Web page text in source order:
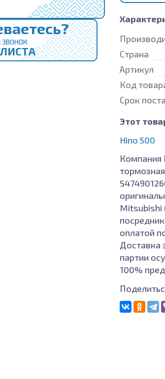
Страна
Артикул
Код
Срок
Этот
Hino 500
Компания
Mitsubishi
оплатой
Доставка
партии
100%